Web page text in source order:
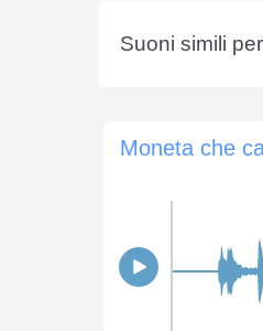
Suoni simili